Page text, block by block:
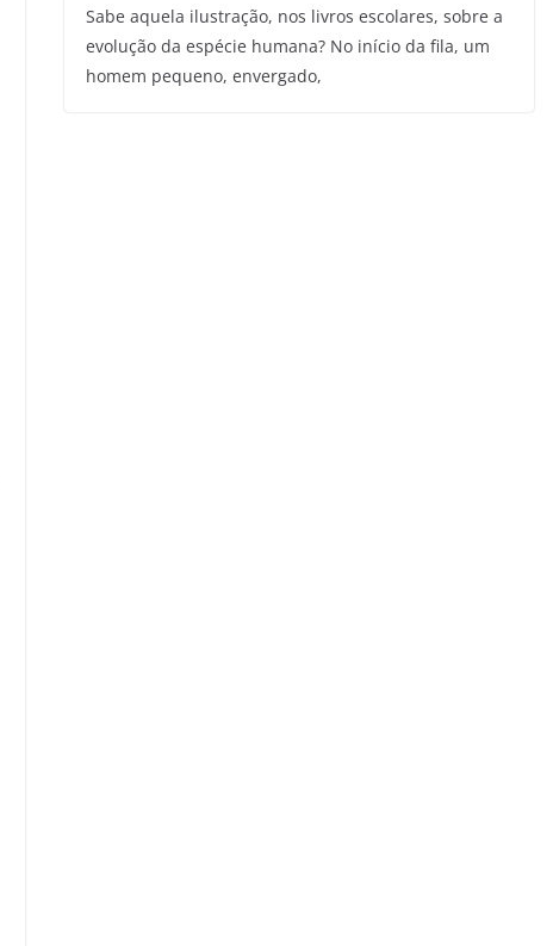
Sabe aquela ilustração, nos livros escolares, sobre a
evolução da espécie humana? No início da fila, um
homem pequeno, envergado,